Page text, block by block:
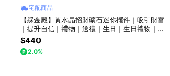
宅配商品
【綵金殿】黃水晶招財礦石迷你擺件｜吸引財富
｜提升自信｜禮物｜送禮｜生日｜生日禮物｜交
換禮物
$440
2.0%